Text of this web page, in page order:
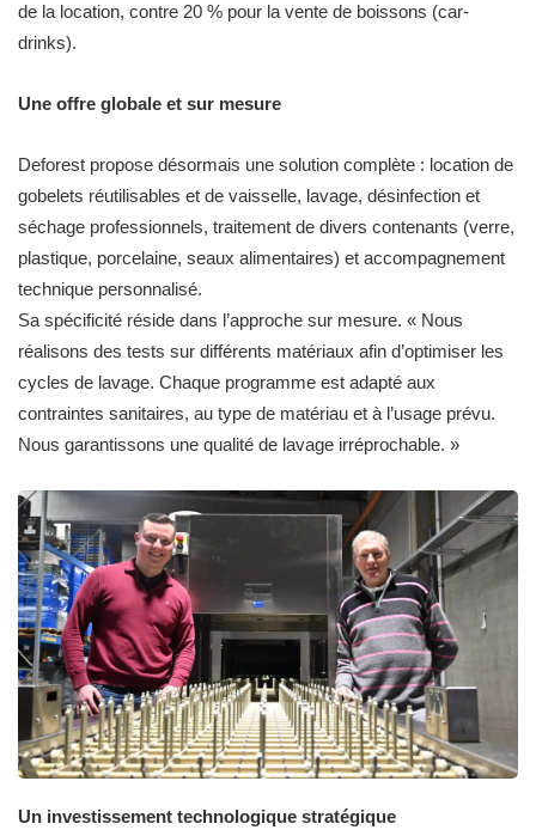
de la location, contre 20 % pour la vente de boissons (car-
drinks).
Une offre globale et sur mesure
Deforest propose désormais une solution complète : location de
gobelets réutilisables et de vaisselle, lavage, désinfection et
séchage professionnels, traitement de divers contenants (verre,
plastique, porcelaine, seaux alimentaires) et accompagnement
technique personnalisé.
Sa spécificité réside dans l’approche sur mesure. « Nous
réalisons des tests sur différents matériaux afin d’optimiser les
cycles de lavage. Chaque programme est adapté aux
contraintes sanitaires, au type de matériau et à l’usage prévu.
Nous garantissons une qualité de lavage irréprochable. »
Un investissement technologique stratégique